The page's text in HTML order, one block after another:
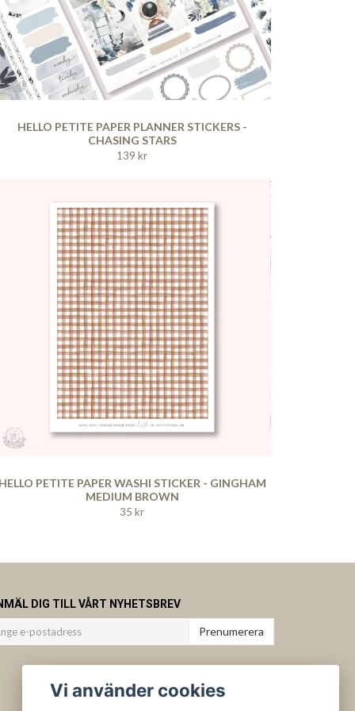
HELLO PETITE PAPER PLANNER STICKERS -
CHASING STARS
139 kr
PETITE PAPER WASHI STICKER - GINGHAM
MEDIUM BROWN
35 kr
DIG TILL VÅRT NYHETSBREV
Prenumerera
Vi använder cookies